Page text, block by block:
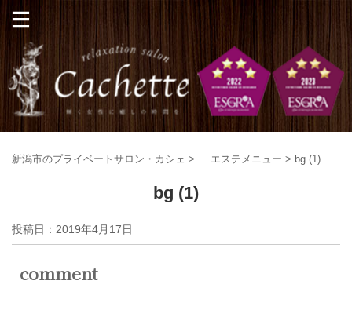
新潟市のプライベートサロン・カシェ > ... エステメニュー > bg (1)
bg (1)
投稿日： 2019年4月17日
comment